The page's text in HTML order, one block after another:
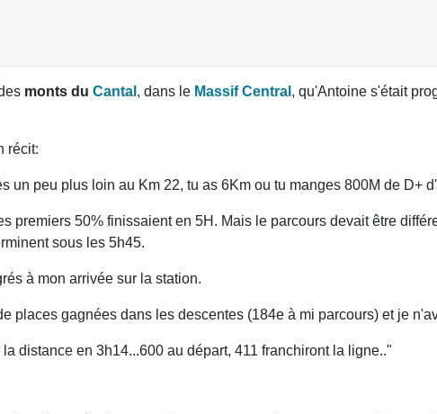
monts du Cantal , dans le Massif Central , qu'Antoine s'était
récit:
un peu plus loin au Km 22, tu as 6Km ou tu manges 800M de D+
premiers 50% finissaient en 5H. Mais le parcours devait être
sous les 5h45.
à mon arrivée sur la station.
places gagnées dans les descentes (184e à mi parcours) et je
distance en 3h14...600 au départ, 411 franchiront la ligne.."